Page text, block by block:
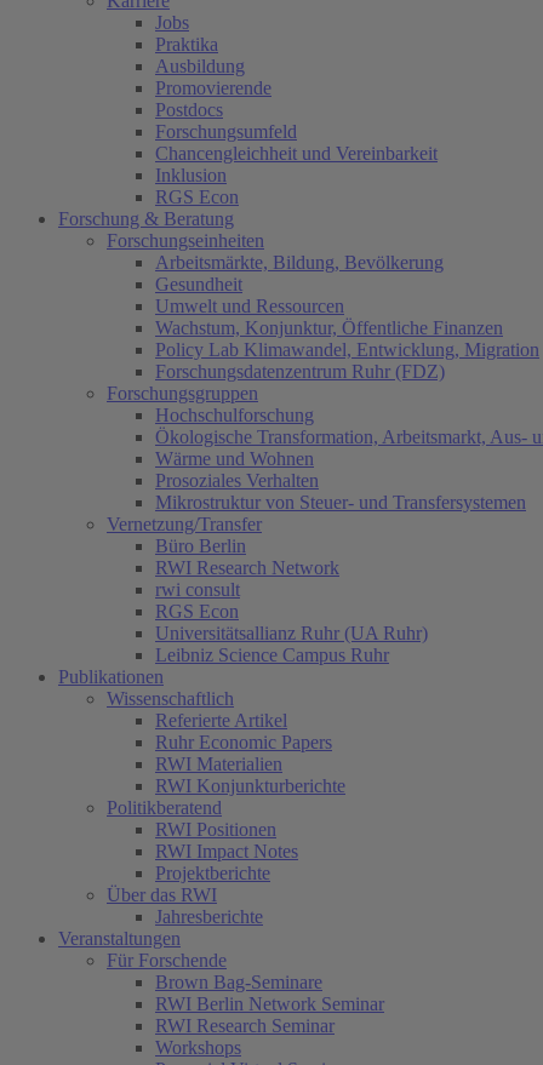
Jobs
Praktika
Ausbildung
Promovierende
Postdocs
Forschungsumfeld
Chancengleichheit und Vereinbarkeit
Inklusion
RGS Econ
Forschung & Beratung
Forschungseinheiten
Arbeitsmärkte, Bildung, Bevölkerung
Gesundheit
Umwelt und Ressourcen
Wachstum, Konjunktur, Öffentliche Finanzen
Policy Lab Klimawandel, Entwicklung, Migration
Forschungsdatenzentrum Ruhr (FDZ)
Forschungsgruppen
Hochschulforschung
Ökologische Transformation, Arbeitsmarkt, Aus-
Wärme und Wohnen
Prosoziales Verhalten
Mikrostruktur von Steuer- und Transfersystemen
Vernetzung/Transfer
Büro Berlin
RWI Research Network
rwi consult
RGS Econ
Universitätsallianz Ruhr (UA Ruhr)
Leibniz Science Campus Ruhr
Publikationen
Wissenschaftlich
Referierte Artikel
Ruhr Economic Papers
RWI Materialien
RWI Konjunkturberichte
Politikberatend
RWI Positionen
RWI Impact Notes
Projektberichte
Über das RWI
Jahresberichte
Veranstaltungen
Für Forschende
Brown Bag-Seminare
RWI Berlin Network Seminar
RWI Research Seminar
Workshops